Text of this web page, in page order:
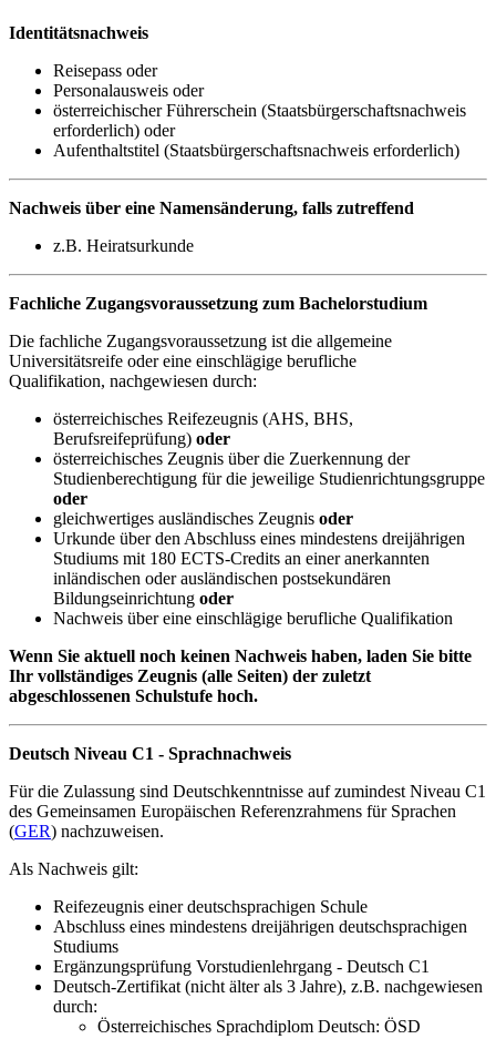
Identitätsnachweis
Reisepass oder
Personalausweis oder
österreichischer Führerschein (Staatsbürgerschaftsnachweis
erforderlich) oder
Aufenthaltstitel (Staatsbürgerschaftsnachweis erforderlich)
Nachweis über eine Namensänderung, falls zutreffend
z.B. Heiratsurkunde
Fachliche Zugangsvoraussetzung zum Bachelorstudium
Die fachliche Zugangsvoraussetzung ist die allgemeine
Universitätsreife oder eine einschlägige berufliche
Qualifikation, nachgewiesen durch:
österreichisches Reifezeugnis (AHS, BHS,
Berufsreifeprüfung) oder
österreichisches Zeugnis über die Zuerkennung der
Studienberechtigung für die jeweilige Studienrichtungsgruppe
oder
gleichwertiges ausländisches Zeugnis oder
Urkunde über den Abschluss eines mindestens dreijährigen
Studiums mit 180 ECTS-Credits an einer anerkannten
inländischen oder ausländischen postsekundären
Bildungseinrichtung oder
Nachweis über eine einschlägige berufliche Qualifikation
Wenn Sie aktuell noch keinen Nachweis haben, laden Sie bitte
Ihr vollständiges Zeugnis (alle Seiten) der zuletzt
abgeschlossenen Schulstufe hoch.
Deutsch Niveau C1 - Sprachnachweis
Für die Zulassung sind Deutschkenntnisse auf zumindest Niveau C1
des Gemeinsamen Europäischen Referenzrahmens für Sprachen
(GER) nachzuweisen.
Als Nachweis gilt:
Reifezeugnis einer deutschsprachigen Schule
Abschluss eines mindestens dreijährigen deutschsprachigen
Studiums
Ergänzungsprüfung Vorstudienlehrgang - Deutsch C1
Deutsch-Zertifikat (nicht älter als 3 Jahre), z.B. nachgewiesen
durch:
Österreichisches Sprachdiplom Deutsch: ÖSD